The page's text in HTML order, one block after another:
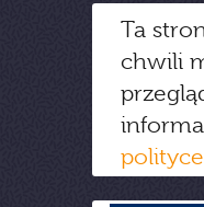
Ta
chwili